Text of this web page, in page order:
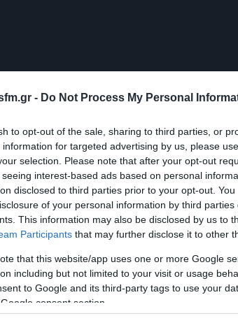
- Do Not Process My Personal
to opt-out of the sale, sharing to third parties, or
information for targeted advertising by us, please
selection. Please note that after your opt-out
interest-based ads based on personal
disclosed to third parties prior to your opt-out.
of your personal information by third parties
This information may also be disclosed by us to
Participants that may further disclose it to other
that this website/app uses one or more Google
including but not limited to your visit or usage
to Google and its third-party tags to use your
consent section.